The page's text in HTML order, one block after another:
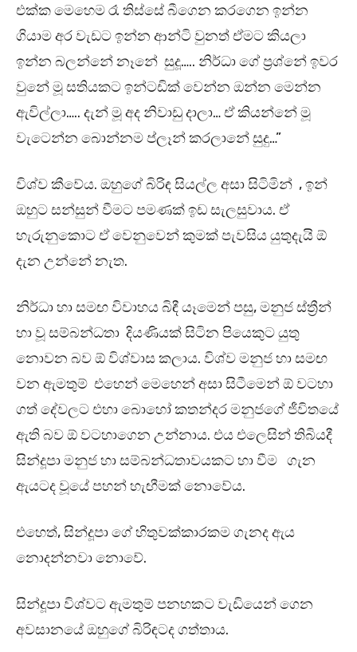
එක්ක මෙහෙම රෑ තිස්සේ බීගෙන කරගෙන ඉන්න
ගියාම අර වැඩට ඉන්න ආන්ටි වුනත් ඒමට කියලා
ඉන්න බලන්නේ නෑනේ සුදූ….. නිර්ධා ගේ ප්‍රශ්නේ ඉවර
වුනේ මූ සතියකට ඉන්ටඩික් වෙන්න ඔන්න මෙන්න
ඇවිල්ලා….. දැන් මූ අද නිවාඩු දාලා… ඒ කියන්නේ මූ
වැටෙන්න බොන්නම ප්ලෑන් කරලානේ සුදු…”
විශ්ව කීවේය. ඔහුගේ බිරිඳ සියල්ල අසා සිටිමින් , ඉන්
ඔහුට සන්සුන් වීමට පමණක් ඉඩ සැලසුවාය. ඒ
හැරුනුකොට ඒ වෙනුවෙන් කුමක් පැවසිය යුතුදැයි ඕ
දැන උන්නේ නැත.
නිර්ධා හා සමඟ විවාහය බිඳී යෑමෙන් පසු, මනුජ ස්ත්‍රීන්
හා වූ සම්බන්ධතා දියණියක් සිටින පියෙකුට යුතු
නොවන බව ඕ විශ්වාස කලාය. විශ්ව මනුජ හා සමඟ
වන ඇමතුම් එහෙන් මෙහෙන් අසා සිටීමෙන් ඕ වටහා
ගත් දේවලට එහා බොහෝ කතන්දර මනුජගේ ජීවිතයේ
ඇති බව ඕ වටහාගෙන උන්නාය. එය එලෙසින් තිබියදී
සින්දූපා මනුජ හා සම්බන්ධතාවයකට හා වීම ගැන
ඇයටද වූයේ පහන් හැඟීමක් නොවේය.
එහෙත්, සින්දූපා ගේ හිතුවක්කාරකම ගැනද ඇය
නොදන්නවා නොවේ.
සින්දූපා විශ්වට ඇමතුම් පනහකට වැඩියෙන් ගෙන
අවසානයේ ඔහුගේ බිරිඳටද ගත්තාය.